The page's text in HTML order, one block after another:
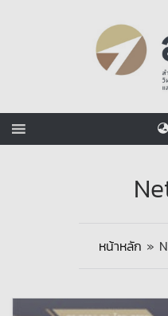
หน้าหลัก »